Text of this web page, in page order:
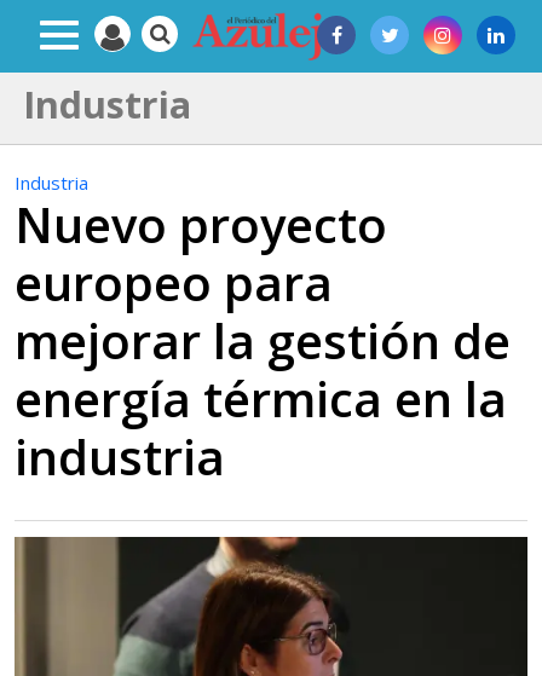
Industria
Industria
Nuevo proyecto
europeo para
mejorar la gestión de
energía térmica en la
industria